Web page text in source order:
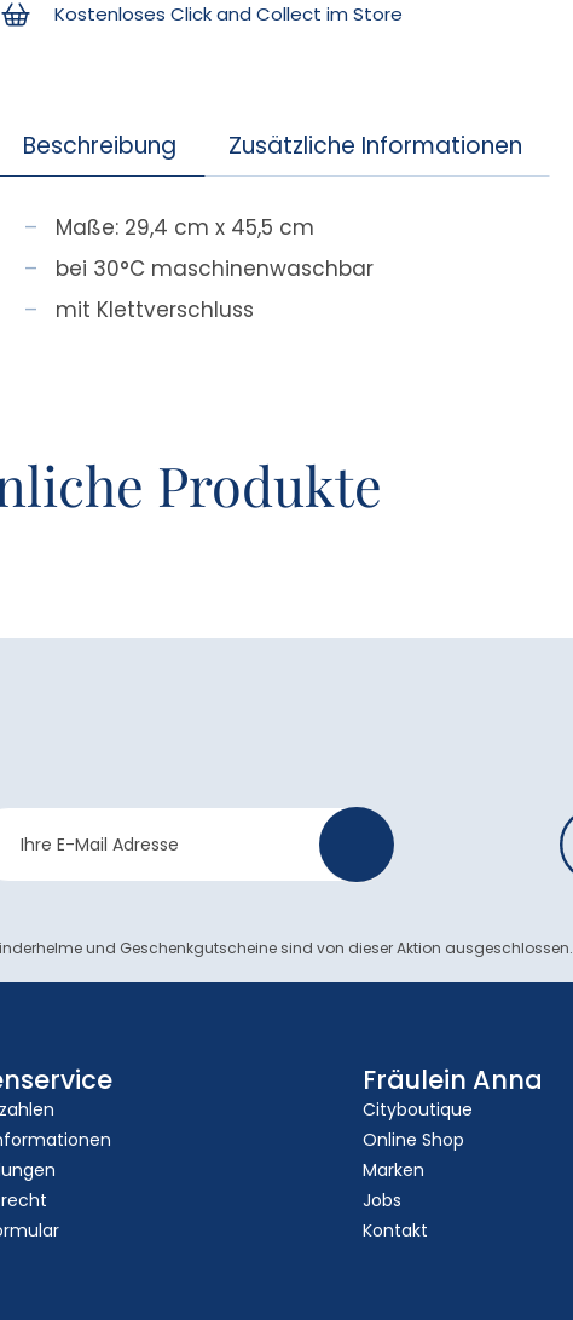
Kostenloses Click and Collect im Store
Beschreibung Zusätzliche Informationen
Maße: 29,4 cm x 45,5 cm
bei 30°C maschinenwaschbar
mit Klettverschluss
Produkte
und Geschenkgutscheine sind von dieser Aktion ausgeschlossen.
Fräulein Anna
Cityboutique
Online Shop
Marken
Jobs
Kontakt